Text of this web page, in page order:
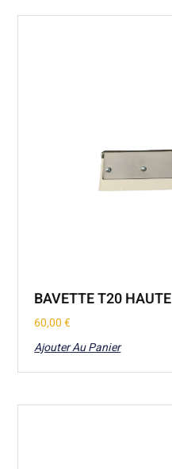
BAVETTE T20 HAUTE
60,00€
Ajouter Au Panier